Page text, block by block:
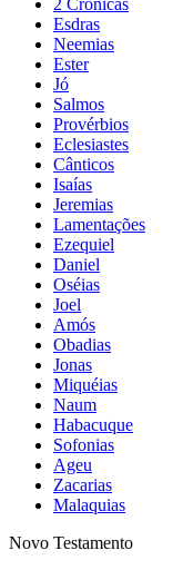
2 Crônicas
Esdras
Neemias
Ester
Jó
Salmos
Provérbios
Eclesiastes
Cânticos
Isaías
Jeremias
Lamentações
Ezequiel
Daniel
Oséias
Joel
Amós
Obadias
Jonas
Miquéias
Naum
Habacuque
Sofonias
Ageu
Zacarias
Malaquias
Novo Testamento